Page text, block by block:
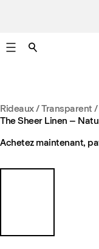
Rideaux/Transparent /
The Sheer Linen –
Achetez maintenant,